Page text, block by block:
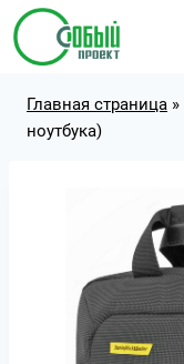
Перейти
содержимому
Главная страница »
ноутбука)